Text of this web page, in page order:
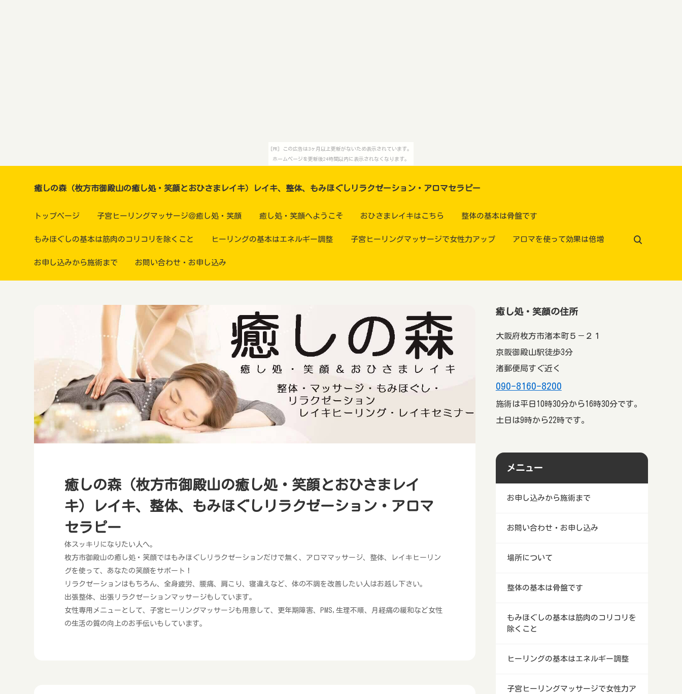
[PR] この広告は3ヶ月以上更新がないため表示されています。
ホームページを更新後24時間以内に表示されなくなります。
癒しの森（枚方市御殿山の癒し処・笑顔とおひさまレイキ）レイキ、整体、もみほぐしリラクゼーション・アロマセラピー
トップページ 子宮ヒーリングマッサージ＠癒し処・笑顔 癒し処・笑顔へようこそ おひさまレイキはこちら 整体の基本は骨盤です
もみほぐしの基本は筋肉のコリコリを除くこと ヒーリングの基本はエネルギー調整 子宮ヒーリングマッサージで女性力アップ アロマを使って効果は倍増
お申し込みから施術まで お問い合わせ・お申し込み
癒しの森（枚方市御殿山の癒し処・笑顔とおひさまレイ
キ）レイキ、整体、もみほぐしリラクゼーション・アロマ
セラピー
体スッキリになりたい人へ。
枚方市御殿山の癒し処・笑顔ではもみほぐしリラクゼーションだけで無く、アロママッサージ、整体、レイキヒーリン
グを使って、あなたの笑顔をサポート！
リラクゼーションはもちろん、全身疲労、腰痛、肩こり、寝違えなど、体の不調を改善したい人はお越し下さい。
出張整体、出張リラクゼーションマッサージもしています。
女性専用メニューとして、子宮ヒーリングマッサージも用意して、更年期障害、PMS,生理不順、月経痛の緩和など女性
の生活の質の向上のお手伝いもしています。
癒し処・笑顔の住所
大阪府枚方市渚本町５－２１
京阪御殿山駅徒歩3分
渚郵便局すぐ近く
090-8160-8200
施術は平日10時30分から16時30分です。
土日は9時から22時です。
メニュー
お申し込みから施術まで
お問い合わせ・お申し込み
場所について
整体の基本は骨盤です
もみほぐしの基本は筋肉のコリコリを
除くこと
ヒーリングの基本はエネルギー調整
子宮ヒーリングマッサージで女性力ア